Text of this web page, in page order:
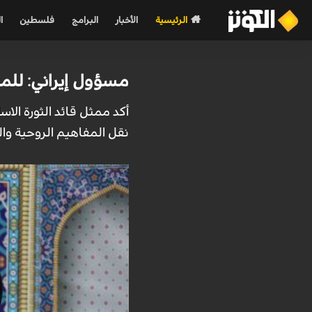
الرئيسية الأخبار البرامج فلسطين
مسؤول إيراني:
أكد ممثل قائد الثورة
نقل المفاهيم الروحية